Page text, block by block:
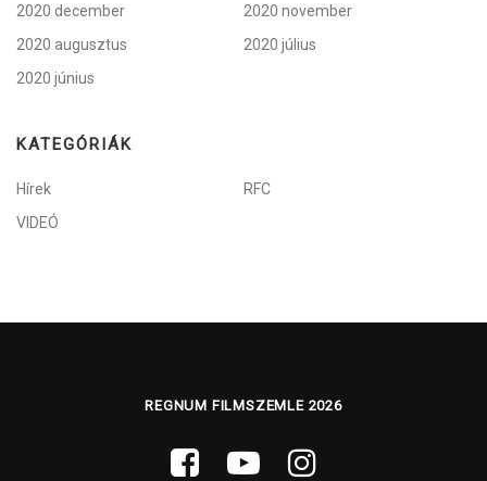
2020 december
2020 november
2020 augusztus
2020 július
2020 június
KATEGÓRIÁK
Hírek
RFC
VIDEÓ
REGNUM FILMSZEMLE 2026